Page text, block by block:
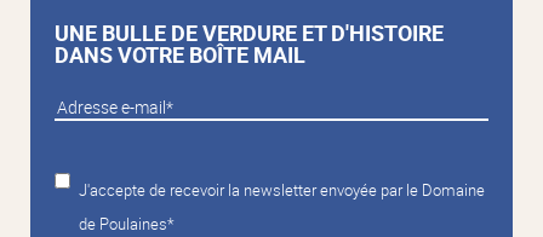
UNE BULLE DE VERDURE ET D'HISTOIRE
DANS VOTRE BOÎTE MAIL
J'accepte de recevoir la newsletter envoyée par le Domaine
de Poulaines*